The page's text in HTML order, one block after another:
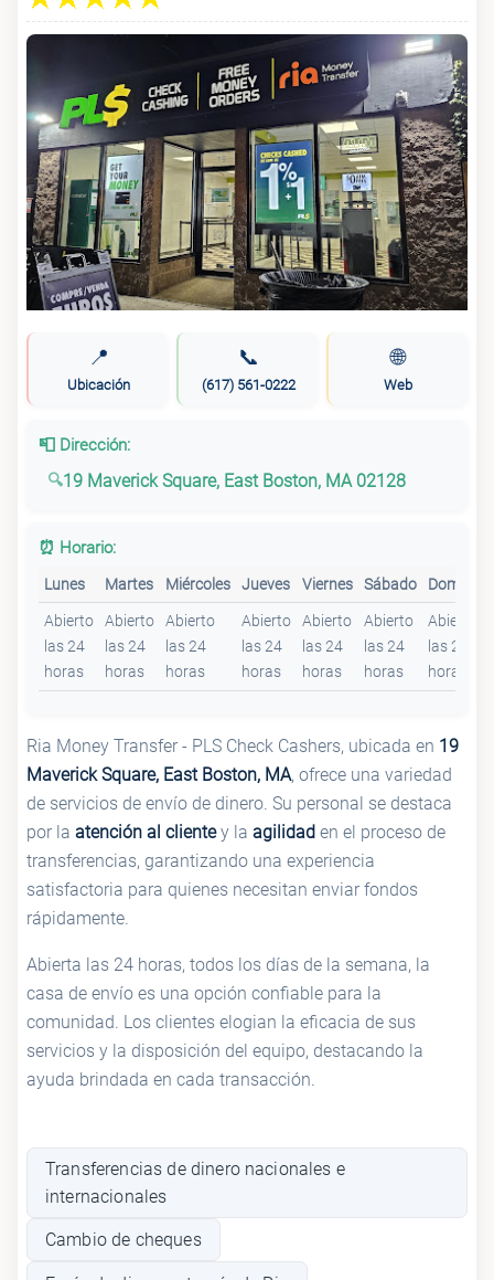
📍
Ubicación
📞
(617) 561-0222
🌐
Web
📮 Dirección:
19 Maverick Square, East Boston, MA 02128
⏰ Horario:
Lunes Martes Miércoles Jueves Viernes Sábado Domingo
Abierto
las 24
horas
Abierto
las 24
horas
Abierto
las 24
horas
Abierto
las 24
horas
Abierto
las 24
horas
Abierto
las 24
horas
Abierto
las 24
horas
Ria Money Transfer - PLS Check Cashers, ubicada en 19
Maverick Square, East Boston, MA, ofrece una variedad
de servicios de envío de dinero. Su personal se destaca
por la atención al clientey la agilidad en el proceso de
transferencias, garantizando una experiencia
satisfactoria para quienes necesitan enviar fondos
rápidamente.
Abierta las 24 horas, todos los días de la semana, la
casa de envío es una opción confiable para la
comunidad. Los clientes elogian la eficacia de sus
servicios y la disposición del equipo, destacando la
ayuda brindada en cada transacción.
Transferencias de dinero nacionales e
internacionales
Cambio de cheques